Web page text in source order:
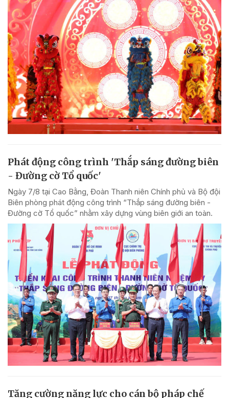
Phát động công trình 'Thắp sáng đường biên
- Đường cờ Tổ quốc'
Ngày 7/8 tại Cao Bằng, Đoàn Thanh niên Chính phủ và Bộ đội
Biên phòng phát động công trình “Thắp sáng đường biên -
Đường cờ Tổ quốc” nhằm xây dựng vùng biên giới an toàn.
Tăng cường năng lực cho cán bộ pháp chế